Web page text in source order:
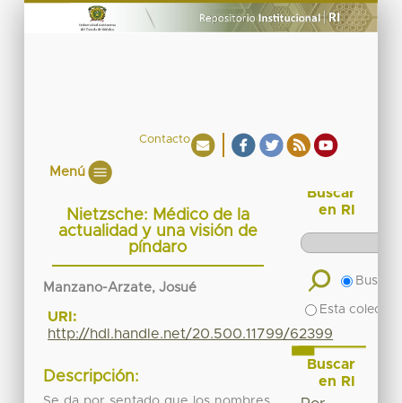
Contacto
Menú
Nietzsche: Médico de la
actualidad y una visión de
píndaro
Manzano-Arzate, Josué
URI:
http://hdl.handle.net/20.500.11799/62399
Descripción:
Buscar
en RI
Buscar
Esta
Buscar
en RI